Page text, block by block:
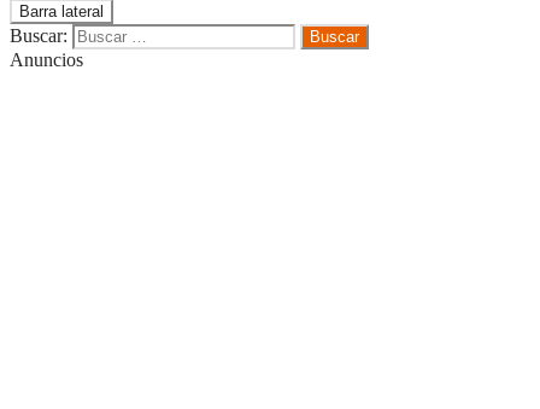
Barra lateral
Buscar:
Anuncios